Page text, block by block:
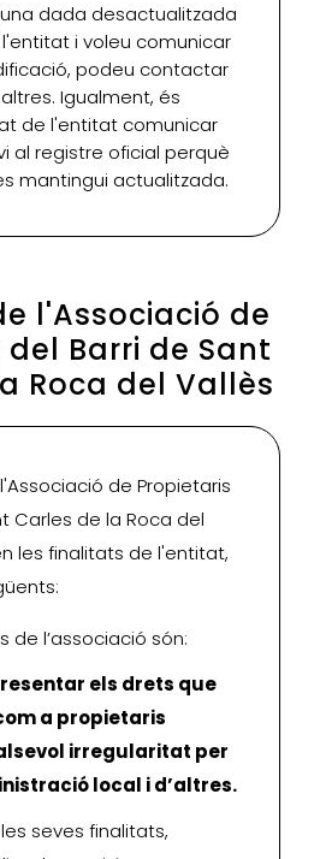
dada desactualitzada
i voleu comunicar
podeu contactar
Igualment, és
de l'entitat comunicar
al registre oficial perquè
mantingui actualitzada.
l'Associació de
Barri de Sant
Roca del Vallès
de Propietaris
Carles de la Roca del
les finalitats de l'entitat,
de l’associació són:
els drets que
a propietaris
irregularitat per
local i d’altres.
seves finalitats,